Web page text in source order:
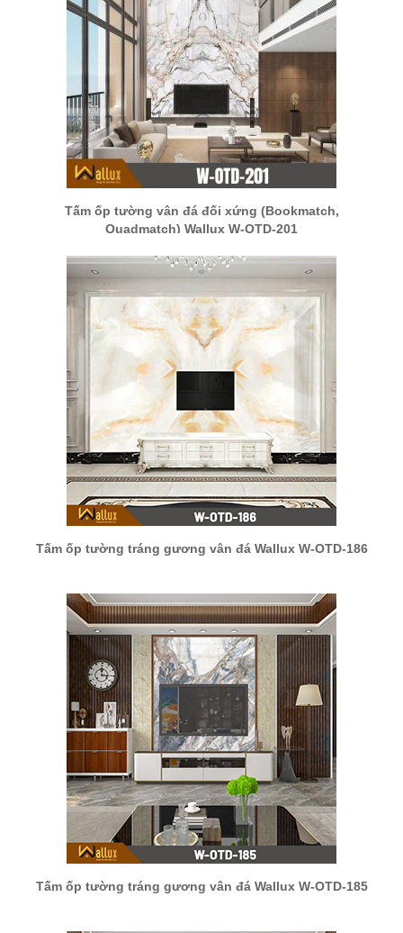
Tấm ốp tường vân đá đối xứng (Bookmatch,
Quadmatch) Wallux W-OTD-201
Tấm ốp tường tráng gương vân đá Wallux W-OTD-186
Tấm ốp tường tráng gương vân đá Wallux W-OTD-185